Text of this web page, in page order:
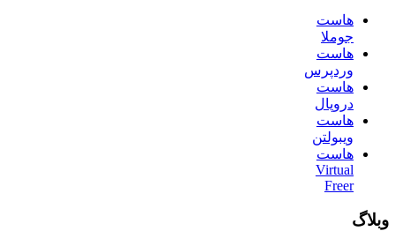
هاست
جوملا
هاست
وردپرس
هاست
دروپال
هاست
ویبولتن
هاست
Virtual
Freer
وبلاگ